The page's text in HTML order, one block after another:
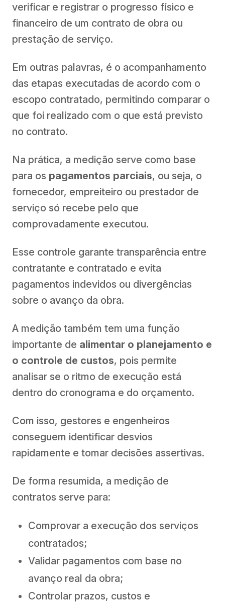
verificar e registrar o progresso físico e
financeiro de um contrato de obra ou
prestação de serviço.
Em outras palavras, é o acompanhamento
das etapas executadas de acordo com o
escopo contratado, permitindo comparar o
que foi realizado com o que está previsto
no contrato.
Na prática, a medição serve como base
para os pagamentos parciais, ou seja, o
fornecedor, empreiteiro ou prestador de
serviço só recebe pelo que
comprovadamente executou.
Esse controle garante transparência entre
contratante e contratado e evita
pagamentos indevidos ou divergências
sobre o avanço da obra.
A medição também tem uma função
importante de alimentar o planejamento e
o controle de custos, pois permite
analisar se o ritmo de execução está
dentro do cronograma e do orçamento.
Com isso, gestores e engenheiros
conseguem identificar desvios
rapidamente e tomar decisões assertivas.
De forma resumida, a medição de
contratos serve para:
Comprovar a execução dos serviços
contratados;
Validar pagamentos com base no
avanço real da obra;
Controlar prazos, custos e